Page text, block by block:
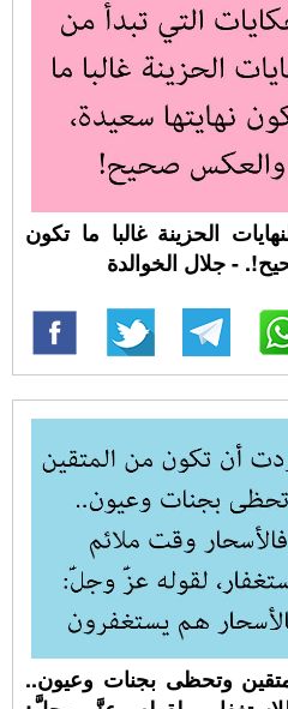
الحزينة غالبا ما تكون
- جلال الخوالدة
وتحظى بجنات وعيون..